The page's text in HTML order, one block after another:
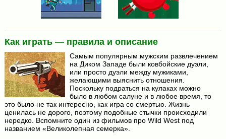
Как играть — правила и описание
Самым популярным мужским развлечением
на Диком Западе были ковбойские дуэли,
или просто дуэли между мужиками,
желающими выяснить отношения.
Поскольку подраться на кулаках можно
было в любом салуне и в любое время, то
это было не так интересно, как игра со смертью. Жизнь
ценилась не дорого, поэтому подобные стычки происходили
нередко. Вспомните один из фильмов про Wild West под
названием «Великолепная семерка».